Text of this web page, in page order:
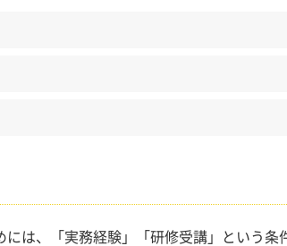
は、「実務経験」「研修受講」という条